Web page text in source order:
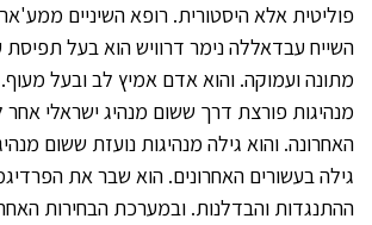
פוליטית אלא היסטורית. רופא השיניים
השייח עבדאללה נימר דרוויש הוא בעל
מתונה ועמוקה. והוא אדם אמיץ לב ובעל מעוף.
מנהיגות פורצת דרך ששום מנהיג ישראלי
האחרונה. והוא גילה מנהיגות נועזת ששום
גילה בעשורים האחרונים. הוא שבר את
ההתנגדות והבדלנות. ובמערכת הבחירות